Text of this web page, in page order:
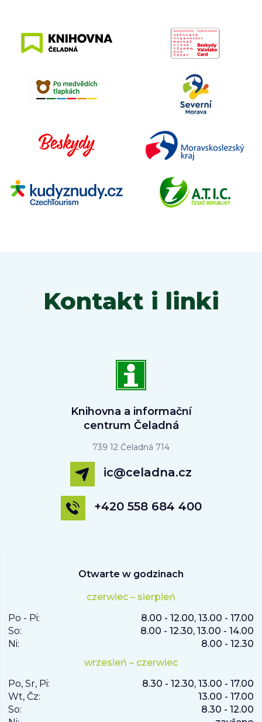
Kontakt i linki
Knihovna a informační
centrum Čeladná
739 12 Čeladná 714
ic@celadna.cz
+420 558 684 400
Otwarte w godzinach
czerwiec – sierpień
Po - Pi:
8.00 - 12.00, 13.00 - 17.00
So:
8.00 - 12.30, 13.00 - 14.00
Ni:
8.00 - 12.30
wrzesień – czerwiec
Po, Sr, Pi:
8.30 - 12.30, 13.00 - 17.00
Wt, Čz:
13.00 - 17.00
So:
8.30 - 12.00